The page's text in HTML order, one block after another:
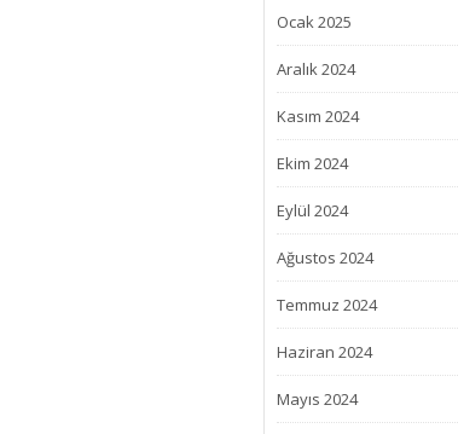
Ocak 2025
Aralık 2024
Kasım 2024
Ekim 2024
Eylül 2024
Ağustos 2024
Temmuz 2024
Haziran 2024
Mayıs 2024